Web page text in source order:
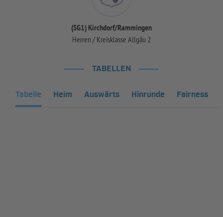
(SG1) Kirchdorf/Rammingen
Herren / Kreisklasse Allgäu 2
TABELLEN
Tabelle Heim Auswärts Hinrunde Fairness